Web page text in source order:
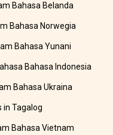
Bahasa Belanda
Bahasa Norwegia
Bahasa Yunani
Bahasa Indonesia
Bahasa Ukraina
in Tagalog
Bahasa Vietnam